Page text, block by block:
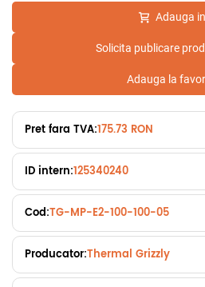
Adauga
Solicita publicare
Adauga la
Pret fara TVA:175.73 RON
ID intern:125340240
Cod:TG-MP-E2-100-100-05
Producator:Thermal Grizzly